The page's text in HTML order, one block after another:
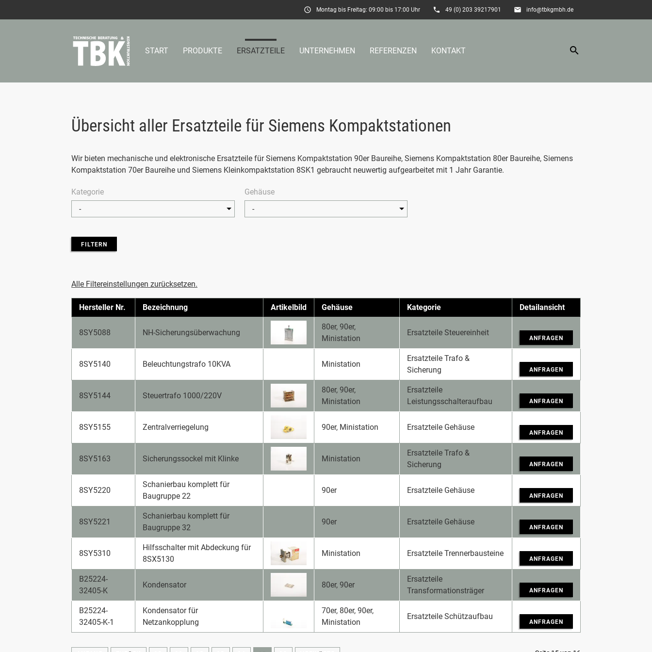
email info@tbkgmbh.de
phone 49 (0) 203 39217901
schedule Montag bis Freitag: 09:00 bis 17:00 Uhr
START PRODUKTE ERSATZTEILE UNTERNEHMEN REFERENZEN KONTAKT search
Übersicht aller Ersatzteile für Siemens Kompaktstationen
Wir bieten mechanische und elektronische Ersatzteile für Siemens Kompaktstation 90er Baureihe, Siemens Kompaktstation 80er Baureihe, Siemens
Kompaktstation 70er Baureihe und Siemens Kleinkompaktstation 8SK1 gebraucht neuwertig aufgearbeitet mit 1 Jahr Garantie.
Kategorie Gehäuse
FILTERN
Alle Filtereinstellungen zurücksetzen.
Hersteller Nr. Bezeichnung Artikelbild Gehäuse Kategorie Detailansicht
8SY5088 NH-Sicherungsüberwachung
80er, 90er,
Ministation
Ersatzteile Steuereinheit
ANFRAGEN
8SY5140 Beleuchtungstrafo 10KVA Ministation
Ersatzteile Trafo &
Sicherung
ANFRAGEN
8SY5144 Steuertrafo 1000/220V
80er, 90er,
Ministation
Ersatzteile
Leistungsschalteraufbau
ANFRAGEN
8SY5155 Zentralverriegelung 90er, Ministation Ersatzteile Gehäuse
ANFRAGEN
8SY5163 Sicherungssockel mit Klinke Ministation
Ersatzteile Trafo &
Sicherung
ANFRAGEN
8SY5220
Schanierbau komplett für
Baugruppe 22
90er Ersatzteile Gehäuse
ANFRAGEN
8SY5221
Schanierbau komplett für
Baugruppe 32
90er Ersatzteile Gehäuse
ANFRAGEN
8SY5310
Hilfsschalter mit Abdeckung für
8SX5130
Ministation Ersatzteile Trennerbausteine
ANFRAGEN
B25224-
32405-K
Kondensator 80er, 90er
Ersatzteile
Transformationsträger
ANFRAGEN
B25224-
32405-K-1
Kondensator für
Netzankopplung
70er, 80er, 90er,
Ministation
Ersatzteile Schützaufbau
ANFRAGEN